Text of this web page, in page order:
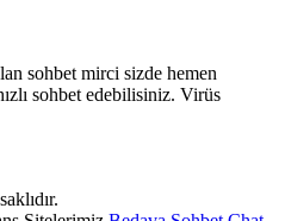
sohbet mirci sizde hemen
sohbet edebilisiniz. Virüs